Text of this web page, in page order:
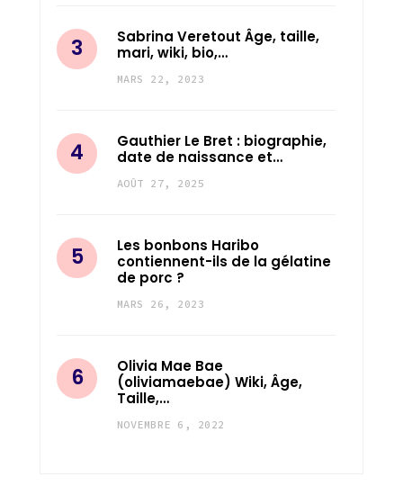
Sabrina Veretout Âge, taille,
mari, wiki, bio,…
MARS 22, 2023
Gauthier Le Bret : biographie,
date de naissance et…
AOÛT 27, 2025
Les bonbons Haribo
contiennent-ils de la gélatine
de porc ?
MARS 26, 2023
Olivia Mae Bae
(oliviamaebae) Wiki, Âge,
Taille,…
NOVEMBRE 6, 2022